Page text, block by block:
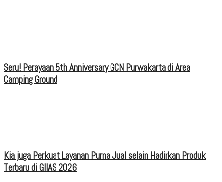
Seru! Perayaan 5th Anniversary GCN Purwakarta di Area
Camping Ground
Kia juga Perkuat Layanan Purna Jual selain Hadirkan Produk
Terbaru di GIIAS 2026